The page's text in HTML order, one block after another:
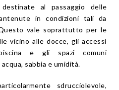
al passaggio delle
in condizioni tali da
vale soprattutto per le
vicino alle docce, gli accessi
e gli spazi comuni
sabbia e umidità.
sdrucciolevole,